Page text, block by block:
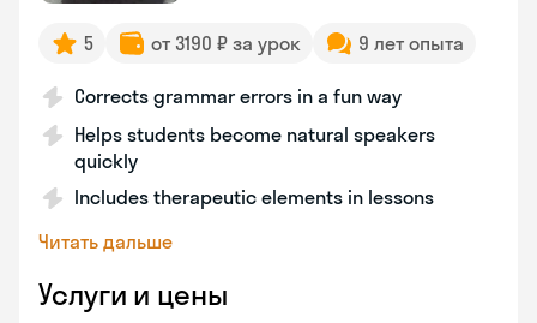
5 от 3190 ₽ за урок 9 лет опыта
Corrects grammar errors in a fun way
Helps students become natural speakers
quickly
Includes therapeutic elements in lessons
Читать дальше
Услуги и цены